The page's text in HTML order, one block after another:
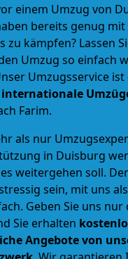
einem Umzug von
bereits genug
zu kämpfen? Lassen
Umzug so einfach
Umzugsservice ist
Farim.
als nur
in Duisburg
weitergehen soll.
sein, mit uns
Geben Sie uns nur
Sie erhalten
Angebote von